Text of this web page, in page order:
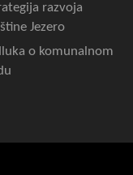
razvoja
Jezero
o komunalnom